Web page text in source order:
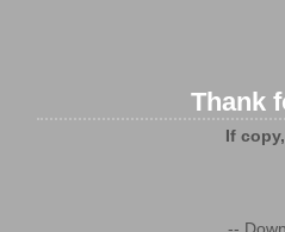
Thank
If